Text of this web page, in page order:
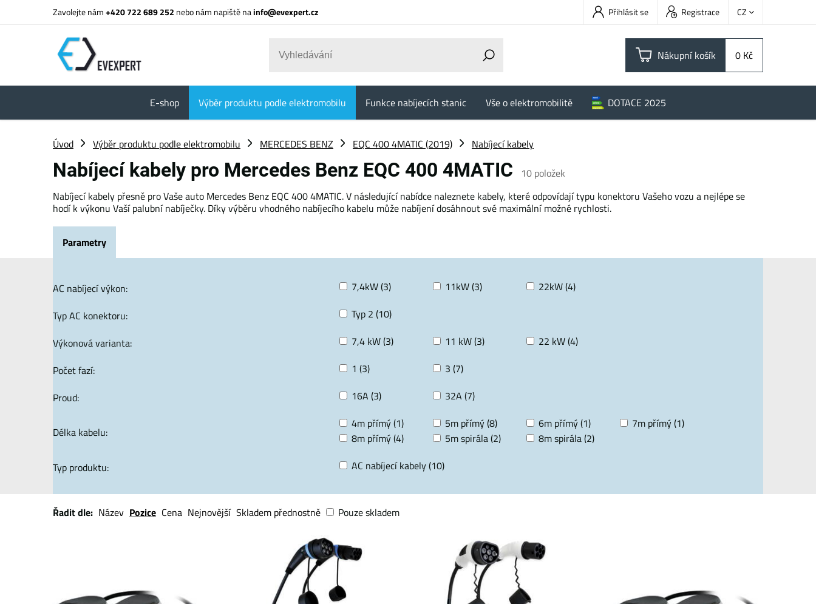
Zavolejte nám+420 722 689 252 nebo nám napiště nainfo@evexpert.cz Přihlásit se Registrace CZ
Nákupní košík 0 Kč
E-shop Výběr produktu podle elektromobilu Funkce nabíjecích stanic Vše o elektromobilitě DOTACE 2025
Úvod Výběr produktu podle elektromobilu MERCEDES BENZ EQC 400 4MATIC (2019) Nabíjecí kabely
Nabíjecí kabely pro Mercedes Benz EQC 400 4MATIC 10 položek
Nabíjecí kabely přesně pro Vaše auto Mercedes Benz EQC 400 4MATIC. V následující nabídce naleznete kabely, které odpovídají typu konektoru Vašeho vozu a nejlépe se
hodí k výkonu Vaší palubní nabíječky. Díky výběru vhodného nabíjecího kabelu může nabíjení dosáhnout své maximální možné rychlosti.
Parametry
AC nabíjecí výkon: 7,4kW (3) 11kW (3)
22kW (4)
Typ AC konektoru:
Typ 2 (10)
Výkonová varianta:
7,4 kW (3) 11 kW (3)
22 kW (4)
Počet fazí:
1 (3)
3 (7)
Proud:
16A (3) 32A (7)
Délka kabelu:
4m přímý (1) 5m přímý (8) 6m přímý (1)
7m přímý (1)
8m přímý (4)
5m spirála (2)
8m spirála (2)
Typ produktu:
AC nabíjecí kabely (10)
Řadit dle: Název Pozice Cena Nejnovější Skladem přednostně Pouze skladem